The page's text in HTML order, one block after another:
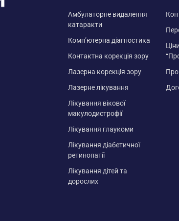
Амбулаторне видалення
катаракти
Комп’ютерна діагностика
Контактна корекція зору
Лазерна корекція зору
Лазерне лікування
Лікування вікової
макулодистрофії
Лікування глаукоми
Лікування діабетичної
ретинопатії
Лікування дітей та
дорослих